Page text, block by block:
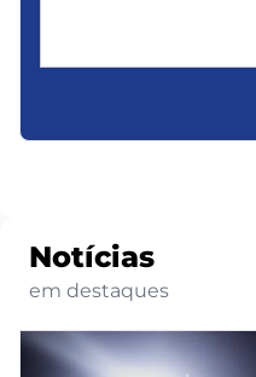
Notícias
em destaques